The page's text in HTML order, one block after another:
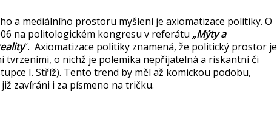
a mediálního prostoru myšlení je axiomatizace politiky. O
na politologickém kongresu v referátu „Mýty a
“. Axiomatizace politiky znamená, že politický prostor je
tvrzeními, o nichž je polemika nepřijatelná a riskantní či
I. Stříž). Tento trend by měl až komickou podobu,
zavíráni i za písmeno na tričku.